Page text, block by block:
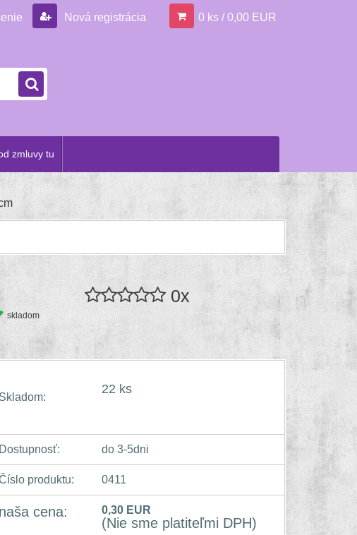
Nová registrácia 0 ks / 0,00 EUR
zmluvy tu
0x
skladom
Skladom:
22 ks
Dostupnosť: do 3-5dni
produktu: 0411
naša cena: 0,30 EUR
(Nie sme platiteľmi DPH)